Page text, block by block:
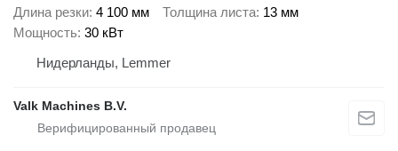
Длина резки 4 100 мм Толщина листа 13 мм
Мощность 30 кВт
Нидерланды, Lemmer
Valk Machines B.V.